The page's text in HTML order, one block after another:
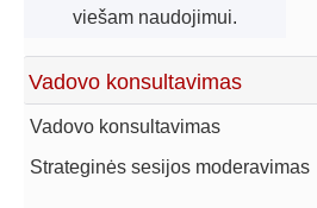
viešam naudojimui.
Vadovo konsultavimas
Vadovo konsultavimas
Strateginės sesijos moderavimas